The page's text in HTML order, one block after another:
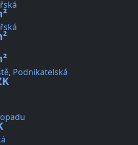
Podnikatelská